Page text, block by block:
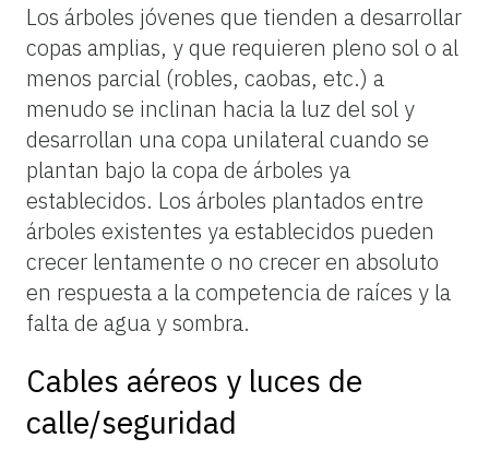
Los árboles jóvenes que tienden a desarrollar
copas amplias, y que requieren pleno sol o al
menos parcial (robles, caobas, etc.) a
menudo se inclinan hacia la luz del sol y
desarrollan una copa unilateral cuando se
plantan bajo la copa de árboles ya
establecidos. Los árboles plantados entre
árboles existentes ya establecidos pueden
crecer lentamente o no crecer en absoluto
en respuesta a la competencia de raíces y la
falta de agua y sombra.
Cables aéreos y luces de
calle/seguridad